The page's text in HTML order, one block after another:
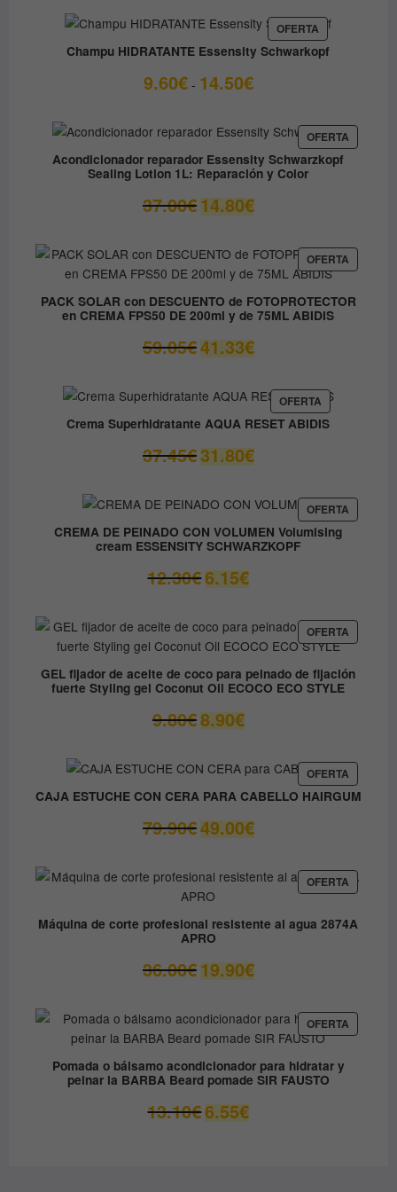
OFERTA PRODUCTO
EN
OFERTA
Champu HIDRATANTE Essensity Schwarkopf
9.60€ - 14.50€Rango
desde
9.60€
hasta
14.50€
OFERTA
EN
Acondicionador reparador Essensity Schwarzkopf
Sealing Lotion 1L: Reparación y Color
37.00€ El
precio
era:
37.00€.
14.80€El
precio
es:
14.80€.
OFERTA
EN
PACK SOLAR con DESCUENTO de FOTOPROTECTOR
en CREMA FPS50 DE 200ml y de 75ML ABIDIS
59.05€ El
precio
era:
59.05€.
41.33€El
precio
es:
41.33€.
OFERTAPRODUCTO
EN
OFERTA
Crema Superhidratante AQUA RESET ABIDIS
37.45€ El
precio
era:
37.45€.
31.80€El
precio
es:
31.80€.
OFERTA
EN
CREMA DE PEINADO CON VOLUMEN Volumising
cream ESSENSITY SCHWARZKOPF
12.30€El
precio
era:
12.30€.
6.15€El
precio
es:
6.15€.
OFERTA
EN
GEL fijador de aceite de coco para peinado de fijación
fuerte Styling gel Coconut Oil ECOCO ECO STYLE
9.80€ El
precio
era:
9.80€.
8.90€El
precio
es:
8.90€.
OFERTA
EN
OFERTA
CAJA ESTUCHE CON CERA PARA CABELLO HAIRGUM
79.90€ El
precio
era:
79.90€.
49.00€El
precio
es:
OFERTA
EN
Máquina de corte profesional resistente al agua 2874A
APRO
36.00€ El
precio
era:
36.00€.
19.90€El
precio
es:
19.90€.
OFERTA
EN
Pomada o bálsamo acondicionador para hidratar y
peinar la BARBA Beard pomade SIR FAUSTO
13.10€El
precio
6.55€El
precio